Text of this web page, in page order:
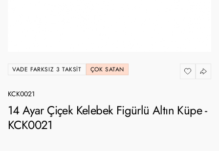
VADE FARKSIZ 3 TAKSIT ÇOK SATAN
KCK0021
14 Ayar Çiçek Kelebek Figürlü Altın Küpe -
KCK0021